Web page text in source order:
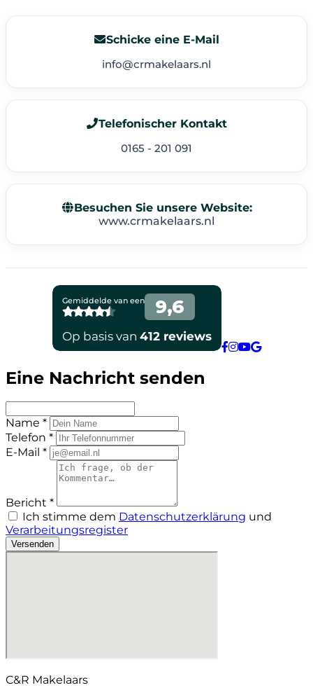
Schicke eine E-Mail
info@crmakelaars.nl
Telefonischer Kontakt
0165 - 201 091
Besuchen Sie unsere Website:
www.crmakelaars.nl
Eine Nachricht senden
Name *
Telefon *
E-Mail *
Bericht *
Ich stimme dem Datenschutzerklärung und
Verarbeitungsregister
Versenden
C&R Makelaars